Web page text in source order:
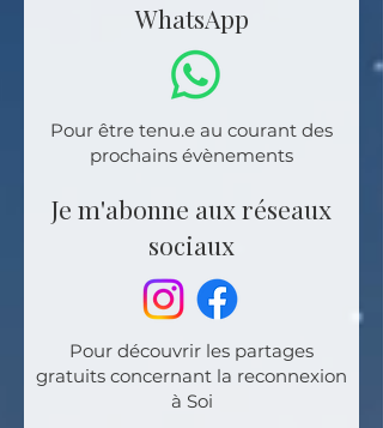
WhatsApp
Pour être tenu.e au courant des
prochains évènements
Je m'abonne aux réseaux
sociaux
Pour découvrir les partages
gratuits concernant la reconnexion
à Soi